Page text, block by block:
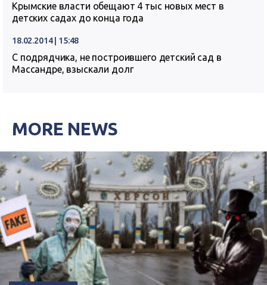
Крымские власти обещают 4 тыс новых мест в
детских садах до конца года
18.02.2014 | 15:48
С подрядчика, не построившего детский сад в
Массандре, взыскали долг
MORE NEWS